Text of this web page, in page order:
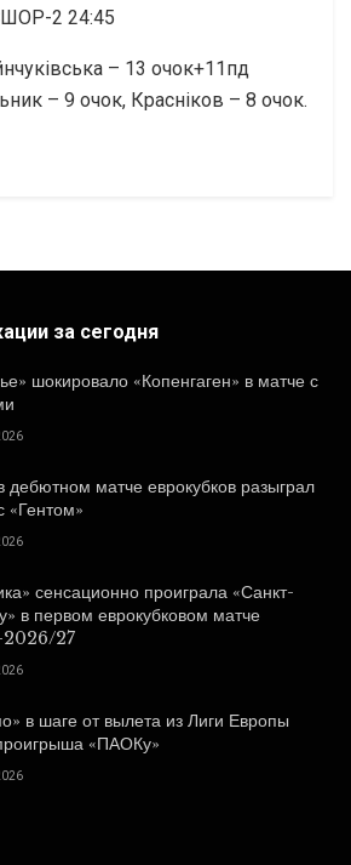
2 24:45
– 13 очок+11пд
– 9 очок, Красніков – 8 очок.
за сегодня
шокировало «Копенгаген» в матче с
дебютном матче еврокубков разыграл
«Гентом»
сенсационно проиграла «Санкт-
в первом еврокубковом матче
2026/27
в шаге от вылета из Лиги Европы
«ПАОКу»